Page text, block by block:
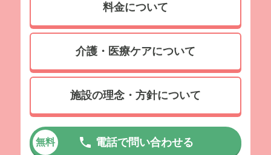
料金について
介護・医療ケアについて
施設の理念・方針について
無料 電話で問い合わせる